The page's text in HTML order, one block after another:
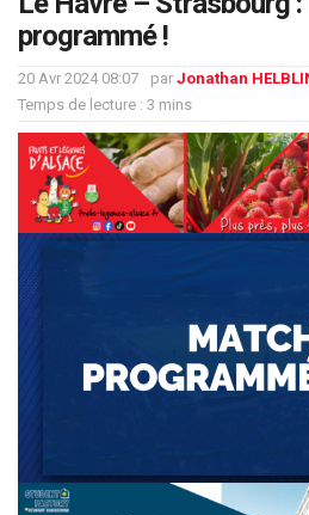
programmé !
20 Avr 2024 08:07 par Jonathan
Temps de lecture : 3 mins